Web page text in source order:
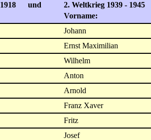
- 1918 und
2. Weltkrieg 1939 - 1945
Vorname:
Johann
Ernst Maximilian
Wilhelm
Anton
Arnold
Franz Xaver
Fritz
Josef